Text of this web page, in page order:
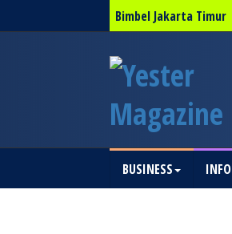
Bimbel Jakarta Timur
BUSINESS INFO